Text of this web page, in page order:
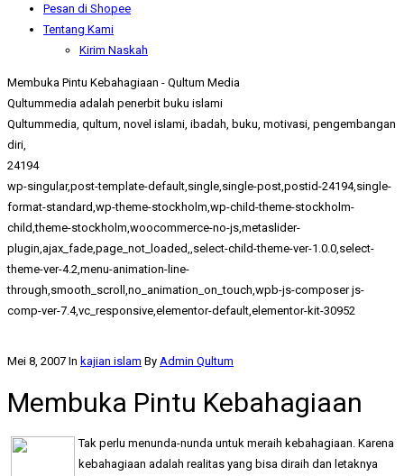
Pesan di Shopee
Tentang Kami
Kirim Naskah
Membuka Pintu Kebahagiaan - Qultum Media
Qultummedia adalah penerbit buku islami
Qultummedia, qultum, novel islami, ibadah, buku, motivasi, pengembangan
diri,
24194
wp-singular,post-template-default,single,single-post,postid-24194,single-
format-standard,wp-theme-stockholm,wp-child-theme-stockholm-
child,theme-stockholm,woocommerce-no-js,metaslider-
plugin,ajax_fade,page_not_loaded,,select-child-theme-ver-1.0.0,select-
theme-ver-4.2,menu-animation-line-
through,smooth_scroll,no_animation_on_touch,wpb-js-composer js-
comp-ver-7.4,vc_responsive,elementor-default,elementor-kit-30952
Mei 8, 2007 In kajian islam By Admin Qultum
Membuka Pintu Kebahagiaan
Tak perlu menunda-nunda untuk meraih kebahagiaan. Karena
kebahagiaan adalah realitas yang bisa diraih dan letaknya